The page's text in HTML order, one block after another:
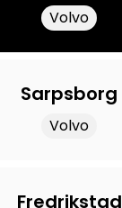
Volvo
Sarpsborg
Volvo
Fredrikstad